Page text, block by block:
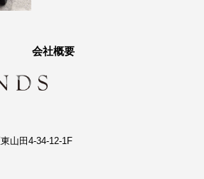
会社概要
山田4-34-12-1F